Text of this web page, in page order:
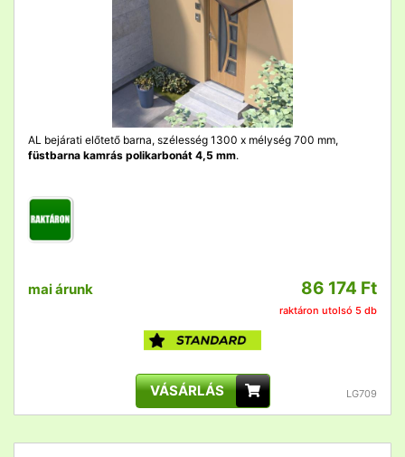
AL bejárati előtető barna, szélesség 1300 x mélység 700 mm,
füstbarna kamrás polikarbonát 4,5 mm.
mai árunk 86 174 Ft
raktáron utolsó 5 db
VÁSÁRLÁS LG709